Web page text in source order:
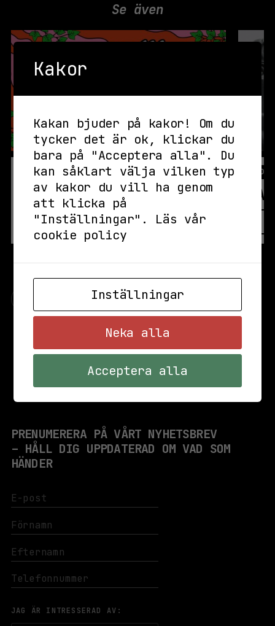
Se även
IDAG KONSERT, KL TERRASSEN
GAS
FRI ENTRÉ
LÄS MER
Se alla evenemang
PRENUMERERA PÅ VÅRT NYHETSBREV
– HÅLL DIG UPPDATERAD OM VAD SOM
HÄNDER
JAG ÄR INTRESSERAD AV:
Kakor
Kakan bjuder på kakor! Om du
tycker det är ok, klickar du
bara på "Acceptera alla". Du
kan såklart välja vilken typ
av kakor du vill ha genom
att klicka på
"Inställningar". Läs vår
cookie policy
Inställningar
Neka alla
Acceptera alla